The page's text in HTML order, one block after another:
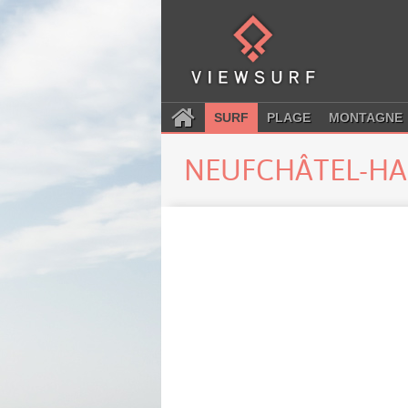
SURF PLAGE MONTAGNE
NEUFCHÂTEL-